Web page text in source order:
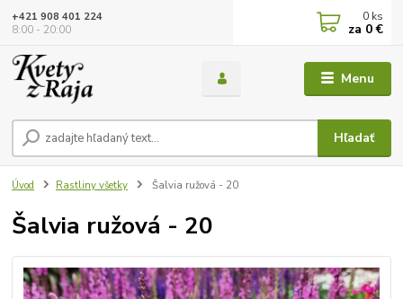
Menu
Hľadať
+421 908 401 224
8:00 - 20:00
0 ks
za 0 €
Úvod Rastliny všetky Šalvia ružová - 20
Šalvia ružová - 20